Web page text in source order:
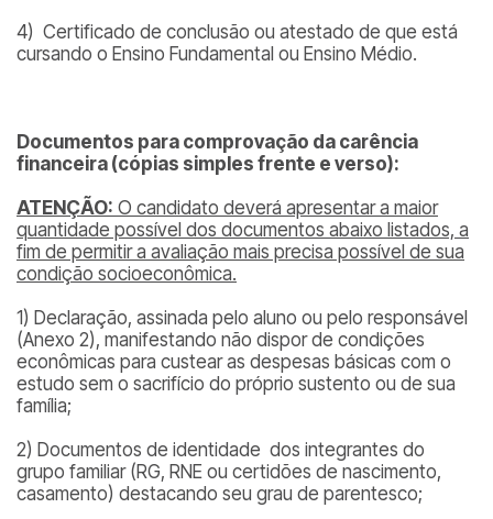
4) Certificado de conclusão ou atestado de que está
cursando o Ensino Fundamental ou Ensino Médio.
Documentos para comprovação da carência
financeira (cópias simples frente e verso):
ATENÇÃO: O candidato deverá apresentar a maior
quantidade possível dos documentos abaixo listados, a
fim de permitir a avaliação mais precisa possível de sua
condição socioeconômica.
1) Declaração, assinada pelo aluno ou pelo responsável
(Anexo 2), manifestando não dispor de condições
econômicas para custear as despesas básicas com o
estudo sem o sacrifício do próprio sustento ou de sua
família;
2) Documentos de identidade dos integrantes do
grupo familiar (RG, RNE ou certidões de nascimento,
casamento) destacando seu grau de parentesco;